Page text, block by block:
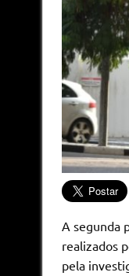
A segunda
realizados
pela